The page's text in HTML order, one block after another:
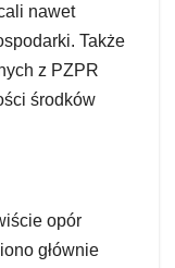
nawet
Także
z PZPR
środków
opór
głównie